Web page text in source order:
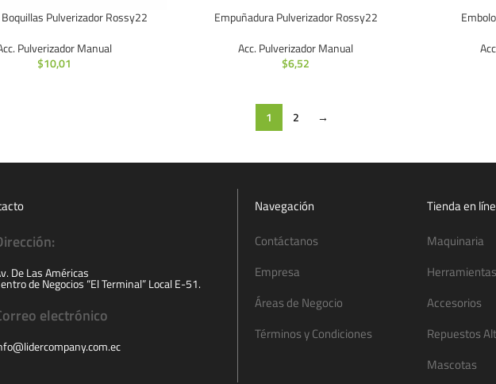
Boquillas Pulverizador Rossy22
Pulverizador Manual
$10,01
Empuñadura Pulverizador Rossy22
Acc. Pulverizador Manual
$6,52
1 2 →
De Las Américas
de Negocios “El Terminal” Local E-51.
electrónico
Navegación
Contáctanos
Empresa
Áreas de Negocio
Términos y Condiciones
Tienda en
Maquinaria
Accesorios
Repuestos
Mascotas